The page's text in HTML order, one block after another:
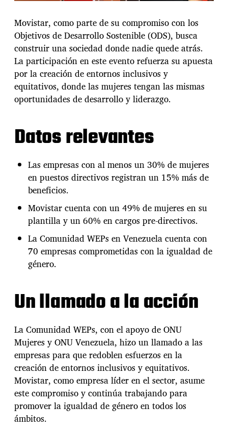
r
m
i
s
o
c
o
n
l
o
r
i
c
i
o
s
E
P
s
Movistar, como parte de su compromiso con los
Objetivos de Desarrollo Sostenible (ODS), busca
construir una sociedad donde nadie quede atrás.
La participación en este evento refuerza su apuesta
por la creación de entornos inclusivos y
equitativos, donde las mujeres tengan las mismas
oportunidades de desarrollo y liderazgo.
Datos relevantes
Las empresas con al menos un 30% de mujeres
en puestos directivos registran un 15% más de
beneficios.
Movistar cuenta con un 49% de mujeres en su
plantilla y un 60% en cargos pre-directivos.
La Comunidad WEPs en Venezuela cuenta con
70 empresas comprometidas con la igualdad de
género.
Un llamado a la acción
La Comunidad WEPs, con el apoyo de ONU
Mujeres y ONU Venezuela, hizo un llamado a las
empresas para que redoblen esfuerzos en la
creación de entornos inclusivos y equitativos.
Movistar, como empresa líder en el sector, asume
este compromiso y continúa trabajando para
promover la igualdad de género en todos los
ámbitos.